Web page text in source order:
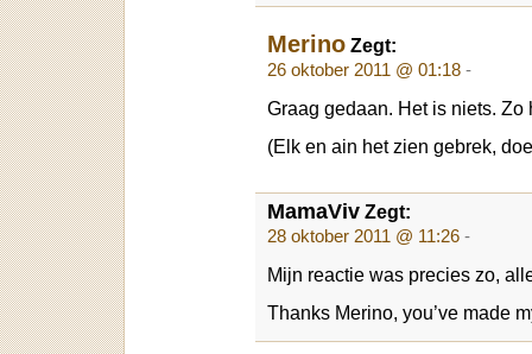
Merino Zegt:
26 oktober 2011 @ 01:18 -
Graag gedaan. Het is niets.
(Elk en ain het zien gebrek,
MamaViv Zegt:
28 oktober 2011 @ 11:26 -
Mijn reactie was precies zo,
Thanks Merino, you’ve made